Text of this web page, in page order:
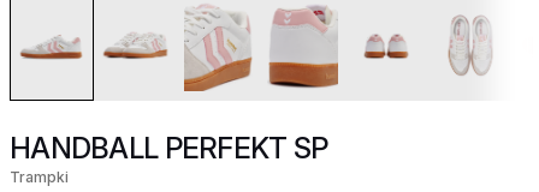
HANDBALL PERFEKT SP
Trampki